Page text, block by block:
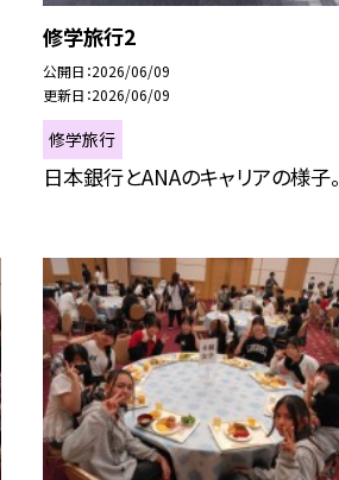
修学旅行2
公開日 2026/06/09
更新日 2026/06/09
修学旅行
日本銀行とANAのキャリアの様子。